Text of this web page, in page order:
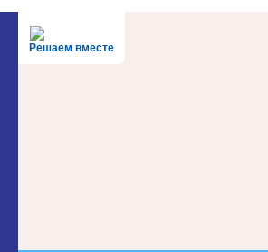
Решаем вместе